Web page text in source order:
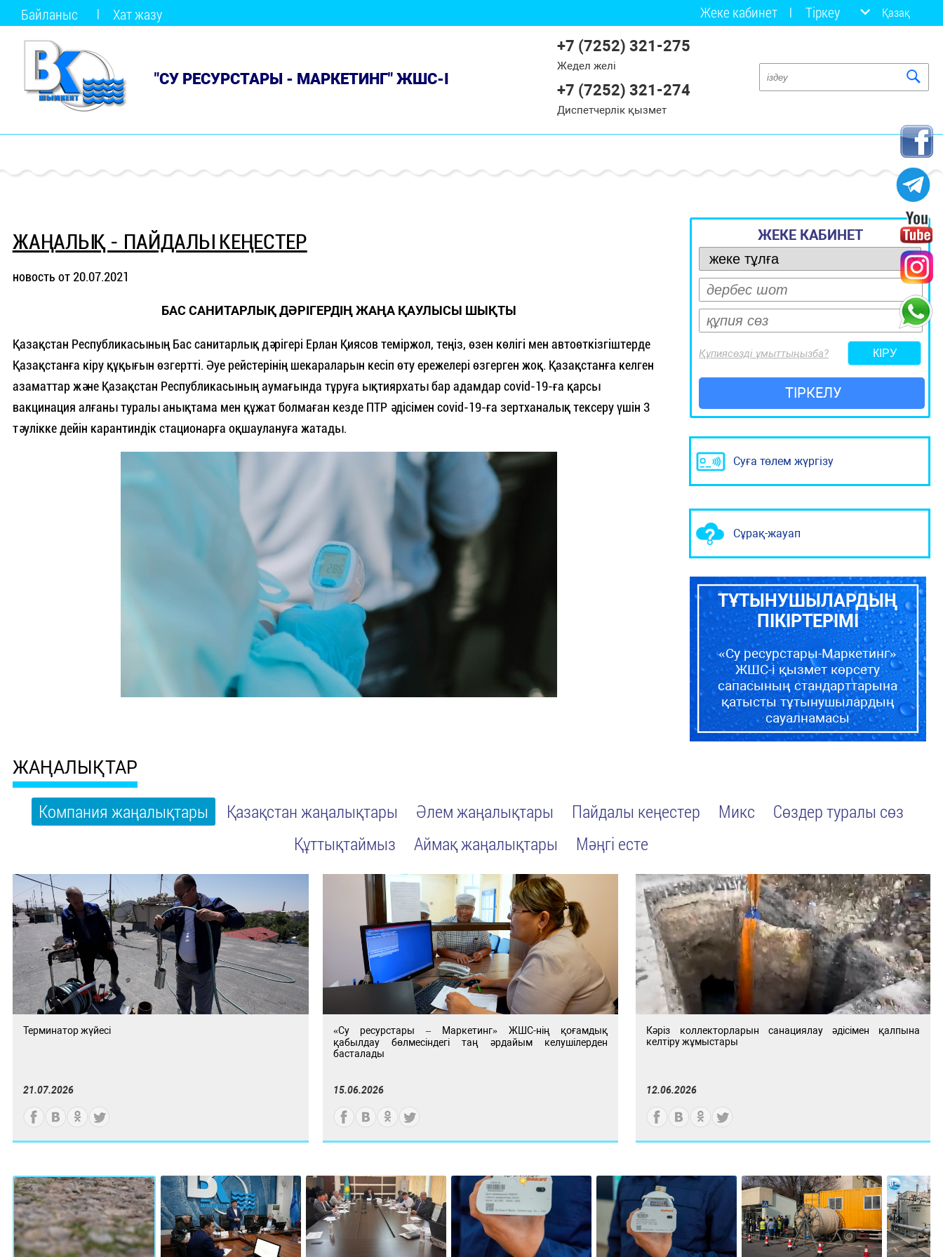
Байланыс Хат жазу Жеке кабинет Тіркеу Қазақ
"СУ РЕСУРСТАРЫ - МАРКЕТИНГ" ЖШС-І
+7 (7252) 321-275
Жедел желі
+7 (7252) 321-274
Диспетчерлік қызмет
ЖАҢАЛЫҚ - ПАЙДАЛЫ КЕҢЕСТЕР
новость от 20.07.2021
БАС САНИТАРЛЫҚ ДӘРІГЕРДІҢ ЖАҢА ҚАУЛЫСЫ ШЫҚТЫ
Қазақстан Республикасының Бас санитарлық дәрігері Ерлан Қиясов теміржол, теңіз, өзен көлігі мен автоөткізгіштерде
Қазақстанға кіру құқығын өзгертті. Әуе рейстерінің шекараларын кесіп өту ережелері өзгерген жоқ. Қазақстанға келген
азаматтар және Қазақстан Республикасының аумағында тұруға ықтиярхаты бар адамдар covid-19-ға қарсы
вакцинация алғаны туралы анықтама мен құжат болмаған кезде ПТР әдісімен covid-19-ға зертханалық тексеру үшін 3
тәулікке дейін карантиндік стационарға оқшаулануға жатады.
ЖЕКЕ КАБИНЕТ
Құпиясөзді ұмыттыңызба?
ТІРКЕЛУ
Суға төлем жүргізу
Сұрақ-жауап
ТҰТЫНУШЫЛАРДЫҢ
ПІКІРТЕРІМІ
«Су ресурстары-Маркетинг»
ЖШС-і қызмет көрсету
сапасының стандарттарына
қатысты тұтынушылардың
сауалнамасы
ЖАҢАЛЫҚТАР
Компания жаңалықтары Қазақстан жаңалықтары Әлем жаңалықтары Пайдалы кеңестер Микс
Сөздер туралы сөз
Құттықтаймыз
Аймақ жаңалықтары Мәңгі есте
Терминатор жүйесі
21.07.2026
«Су ресурстары – Маркетинг» ЖШС-нің қоғамдық
қабылдау бөлмесіндегі таң әрдайым келушілерден
басталады
15.06.2026
Кәріз коллекторларын санациялау әдісімен қалпына
келтіру жұмыстары
12.06.2026